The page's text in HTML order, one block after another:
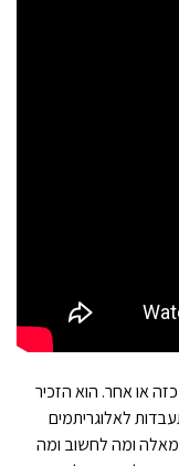
או אחר. הוא הזכיר
לאלוגריתמים
שמאלה ומה לחשוב ומה